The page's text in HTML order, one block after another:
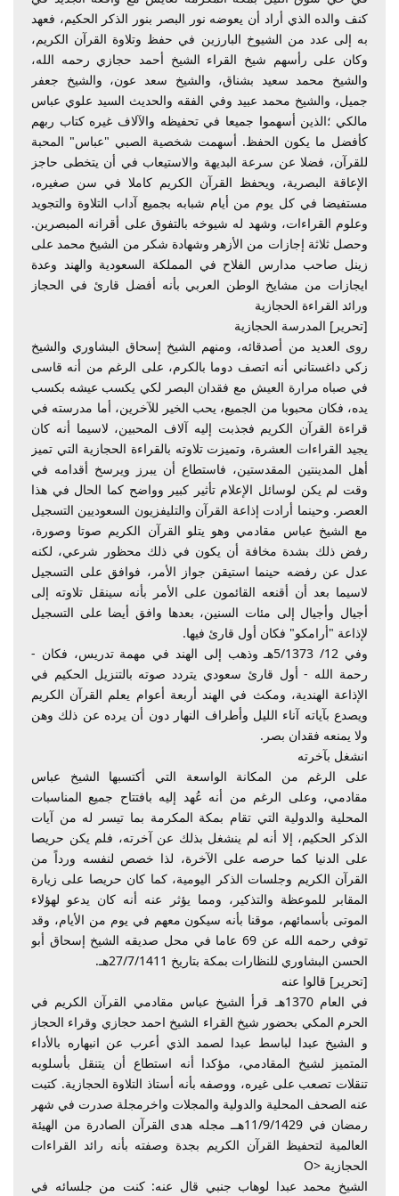
كنف والده الذي أراد أن يعوضه نور البصر بنور الذكر الحكيم، فعهد
به إلى عدد من الشيوخ البارزين في حفظ وتلاوة القرآن الكريم،
وكان على رأسهم شيخ القراء الشيخ أحمد حجازي رحمه الله،
والشيخ محمد سعيد بشناق، والشيخ سعد عون، والشيخ جعفر
جميل، والشيخ محمد عبيد وفي الفقه والحديث السيد علوي عباس
مالكي ؛الذين أسهموا جميعا في تحفيظه والآلاف غيره كتاب ربهم
كأفضل ما يكون الحفظ. أسهمت شخصية الصبي "عباس" المحبة
للقرآن، فضلا عن سرعة البديهة والاستيعاب في أن يتخطى حاجز
الإعاقة البصرية، ويحفظ القرآن الكريم كاملا في سن صغيره،
مستفيضا في كل يوم من أيام شبابه بجميع آداب التلاوة والتجويد
وعلوم القراءات، وشهد له شيوخه بالتفوق على أقرانه المبصرين.
وحصل ثلاثة إجازات من الأزهر وشهادة شكر من الشيخ محمد على
زينل صاحب مدارس الفلاح في المملكة السعودية والهند وعدة
ايجازات من مشايخ الوطن العربي بأنه أفضل قارئ في الحجاز
ورائد القراءة الحجازية
[تحرير] المدرسة الحجازية
روى العديد من أصدقائه، ومنهم الشيخ إسحاق البشاوري والشيخ
زكي داغستاني أنه اتصف دوما بالكرم، على الرغم من أنه قاسى
في صباه مرارة العيش مع فقدان البصر لكي يكسب عيشه بكسب
يده، فكان محبوبا من الجميع، يحب الخير للآخرين، أما مدرسته في
قراءة القرآن الكريم فجذبت إليه آلاف المحبين، لاسيما أنه كان
يجيد القراءات العشرة، وتميزت تلاوته بالقراءة الحجازية التي تميز
أهل المدينتين المقدستين، فاستطاع أن يبرز ويرسخ أقدامه في
وقت لم يكن لوسائل الإعلام تأثير كبير وواضح كما الحال في هذا
العصر. وحينما أرادت إذاعة القرآن والتليفزيون السعوديين التسجيل
مع الشيخ عباس مقادمي وهو يتلو القرآن الكريم صوتا وصورة،
رفض ذلك بشدة مخافة أن يكون في ذلك محظور شرعي، لكنه
عدل عن رفضه حينما استيقن جواز الأمر، فوافق على التسجيل
لاسيما بعد أن أقنعه القائمون على الأمر بأنه سينقل تلاوته إلى
أجيال وأجيال إلى مئات السنين، بعدها وافق أيضا على التسجيل
لإذاعة "أرامكو" فكان أول قارئ فيها.
وفي 12/ 5/1373هـ وذهب إلى الهند في مهمة تدريس، فكان -
رحمة الله - أول قارئ سعودي يتردد صوته بالتنزيل الحكيم في
الإذاعة الهندية، ومكث في الهند أربعة أعوام يعلم القرآن الكريم
ويصدع بآياته آناء الليل وأطراف النهار دون أن يرده عن ذلك وهن
ولا يمنعه فقدان بصر.
انشغل بآخرته
على الرغم من المكانة الواسعة التي أكتسبها الشيخ عباس
مقادمي، وعلى الرغم من أنه عُهد إليه بافتتاح جميع المناسبات
المحلية والدولية التي تقام بمكة المكرمة بما تيسر له من آيات
الذكر الحكيم، إلا أنه لم ينشغل بذلك عن آخرته، فلم يكن حريصا
على الدنيا كما حرصه على الآخرة، لذا خصص لنفسه ورداً من
القرآن الكريم وجلسات الذكر اليومية، كما كان حريصا على زيارة
المقابر للموعظة والتذكير، ومما يؤثر عنه أنه كان يدعو لهؤلاء
الموتى بأسمائهم، موقنا بأنه سيكون معهم في يوم من الأيام، وقد
توفي رحمه الله عن 69 عاما في محل صديقه الشيخ إسحاق أبو
الحسن البشاوري للنظارات بمكة بتاريخ 27/7/1411هـ.
[تحرير] قالوا عنه
في العام 1370هـ قرأ الشيخ عباس مقادمي القرآن الكريم في
الحرم المكي بحضور شيخ القراء الشيخ احمد حجازي وقراء الحجاز
و الشيخ عبدا لباسط عبدا لصمد الذي أعرب عن انبهاره بالأداء
المتميز لشيخ المقادمي، مؤكدا أنه استطاع أن يتنقل بأسلوبه
تنقلات تصعب على غيره، ووصفه بأنه أستاذ التلاوة الحجازية. كتبت
عنه الصحف المحلية والدولية والمجلات واخرمجلة صدرت في شهر
رمضان في 11/9/1429هــ مجله هدى القرآن الصادرة من الهيئة
العالمية لتحفيظ القرآن الكريم بجدة وصفته بأنه رائد القراءات
الحجازية <O
الشيخ محمد عبدا لوهاب جنبي قال عنه: كنت من جلسائه في